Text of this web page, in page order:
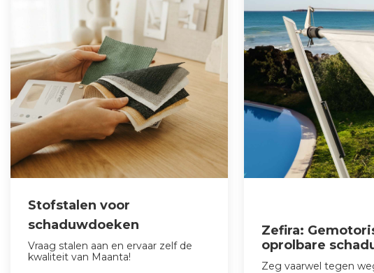
Stofstalen voor
schaduwdoeken
Vraag stalen aan en ervaar zelf de
kwaliteit van Maanta!
Zefira:
oprolbare
Zeg vaarwel tegen